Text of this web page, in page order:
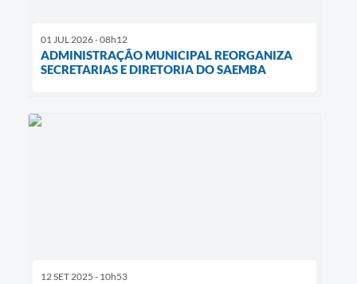
01 JUL 2026 - 08h12
ADMINISTRAÇÃO MUNICIPAL REORGANIZA
SECRETARIAS E DIRETORIA DO SAEMBA
12 SET 2025 - 10h53